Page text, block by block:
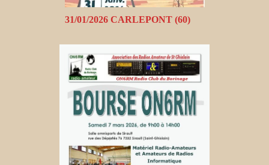
31/01/2026 CARLEPONT (60)